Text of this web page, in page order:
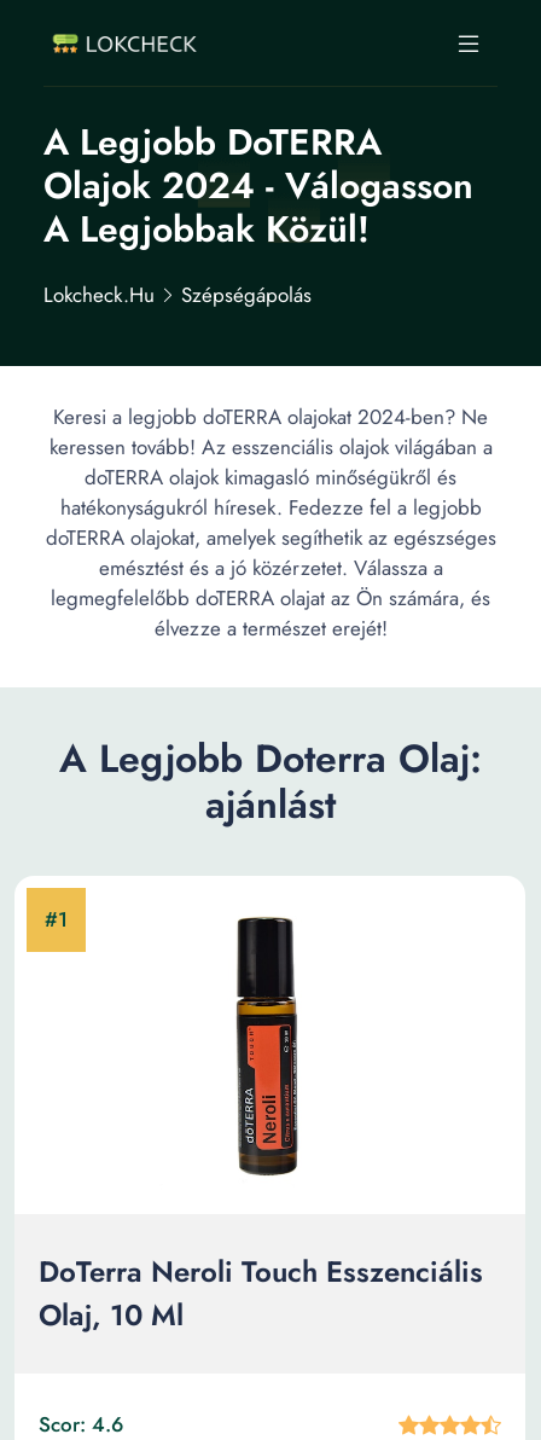
A Legjobb DoTERRA
Olajok 2024 - Válogasson
A Legjobbak Közül!
Lokcheck.hu Szépségápolás
Keresi a legjobb doTERRA olajokat 2024-ben? Ne
keressen tovább! Az esszenciális olajok világában a
doTERRA olajok kimagasló minőségükről és
hatékonyságukról híresek. Fedezze fel a legjobb
doTERRA olajokat, amelyek segíthetik az egészséges
emésztést és a jó közérzetet. Válassza a
legmegfelelőbb doTERRA olajat az Ön számára, és
élvezze a természet erejét!
A Legjobb Doterra Olaj:
ajánlást
DōTerra Neroli Touch Esszenciális
Olaj, 10 Ml
Scor: 4.6